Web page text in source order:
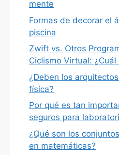
mente
Formas de decorar el
piscina
Zwift vs. Otros
Ciclismo Virtual: ¿Cuál
¿Deben los
física?
Por qué es tan
seguros para
¿Qué son los
en matemáticas?